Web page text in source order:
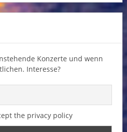
Konzerte und wenn
Interesse?
the privacy policy